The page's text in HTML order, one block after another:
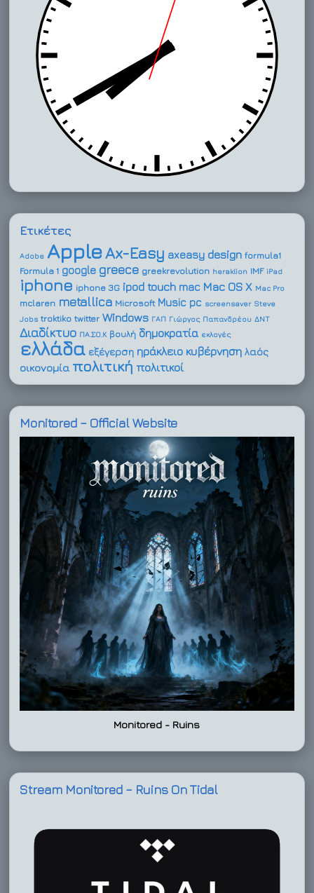
Ετικέτες
Adobe AppleAx-Easy axeasy design formula1
Formula 1 google greece greekrevolution heraklion IMF iPad
iphone iphone 3G ipod touch mac Mac OS X Mac Pro
mclaren metallica Microsoft Music pc screensaver Steve
Jobs troktiko twitter Windows ΓΑΠ Γιώργος Παπανδρέου ΔΝΤ
Διαδίκτυο ΠΑ.ΣΟ.Κ βουλή δημοκρατία εκλογές
ελλάδα εξέγερση ηράκλειο κυβέρνηση λαός
οικονομία πολιτική πολιτικοί
Monitored – Official Website
Monitored - Ruins
Stream Monitored – Ruins On Tidal